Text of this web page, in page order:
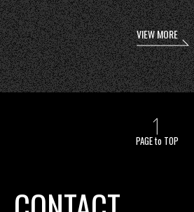
VIEW MORE
PAGE to TOP